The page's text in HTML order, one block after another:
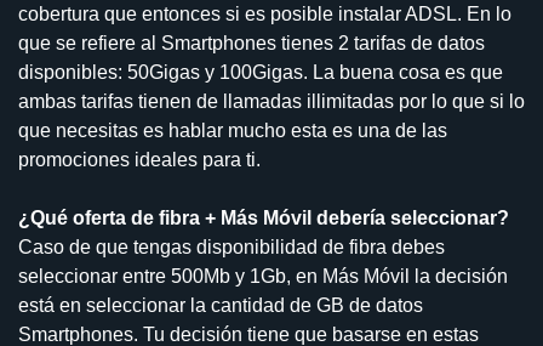
cobertura que entonces si es posible instalar ADSL. En lo
que se refiere al Smartphones tienes 2 tarifas de datos
disponibles: 50Gigas y 100Gigas. La buena cosa es que
ambas tarifas tienen de llamadas illimitadas por lo que si lo
que necesitas es hablar mucho esta es una de las
promociones ideales para ti.
¿Qué oferta de fibra + Más Móvil debería seleccionar?
Caso de que tengas disponibilidad de fibra debes
seleccionar entre 500Mb y 1Gb, en Más Móvil la decisión
está en seleccionar la cantidad de GB de datos
Smartphones. Tu decisión tiene que basarse en estas